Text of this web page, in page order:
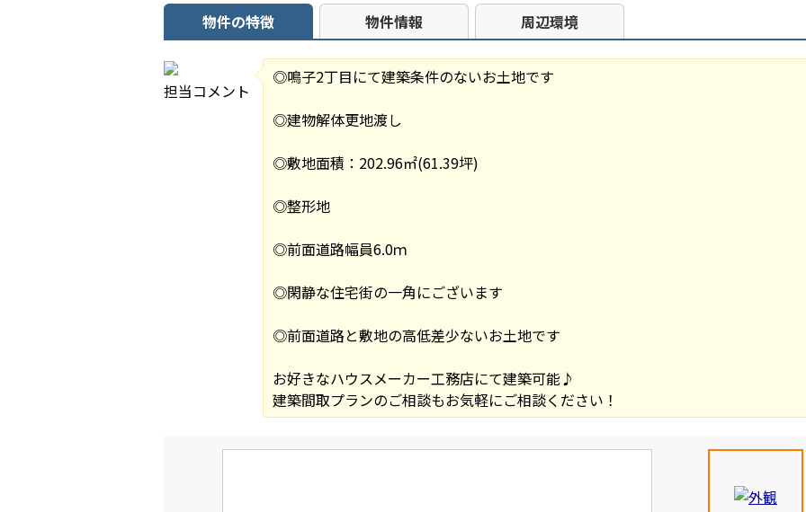
物件の特徴 物件情報 周辺環境
担当コメント
◎鳴子2丁目にて建築条件のないお土地です
◎建物解体更地渡し
◎敷地面積：202.96㎡(61.39坪)
◎整形地
◎前面道路幅員6.0ｍ
◎閑静な住宅街の一角にございます
◎前面道路と敷地の高低差少ないお土地です
お好きなハウスメーカー工務店にて建築可能♪
建築間取プランのご相談もお気軽にご相談ください！